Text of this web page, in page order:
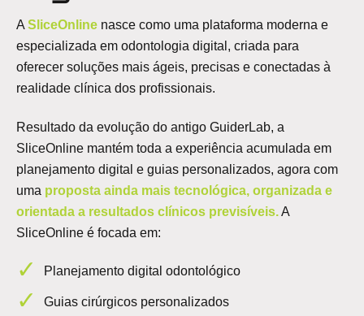
A SliceOnline nasce como uma plataforma moderna e
especializada em odontologia digital, criada para
oferecer soluções mais ágeis, precisas e conectadas à
realidade clínica dos profissionais.
Resultado da evolução do antigo GuiderLab, a
SliceOnline mantém toda a experiência acumulada em
planejamento digital e guias personalizados, agora com
uma proposta ainda mais tecnológica, organizada e
orientada a resultados clínicos previsíveis.A
SliceOnline é focada em:
Planejamento digital odontológico
Guias cirúrgicos personalizados